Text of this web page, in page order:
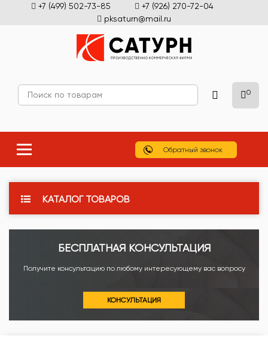
+7 (499) 502-73-85
+7 (926) 270-72-04
pksaturn@mail.ru
0
Обратный звонок
КАТАЛОГ ТОВАРОВ
БЕСПЛАТНАЯ КОНСУЛЬТАЦИЯ
Получите консультацию по любому интересующему вас вопросу
КОНСУЛЬТАЦИЯ